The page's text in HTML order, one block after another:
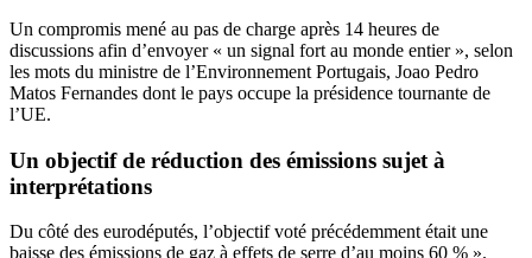
Un compromis mené au pas de charge après 14 heures de
discussions afin d’envoyer « un signal fort au monde entier », selon
les mots du ministre de l’Environnement Portugais, Joao Pedro
Matos Fernandes dont le pays occupe la présidence tournante de
l’UE.
Un objectif de réduction des émissions sujet à
interprétations
Du côté des eurodéputés, l’objectif voté précédemment était une
baisse des émissions de gaz à effets de serre d’au moins 60 % ».